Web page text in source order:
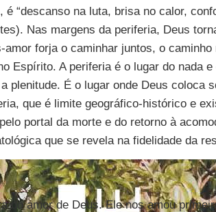
“descanso na luta, brisa no calor,
Nas margens da periferia, Deus
amor forja o caminhar juntos, o
Espírito. A periferia é o lugar do nada e
plenitude. É o lugar onde Deus coloca
que é limite geográfico-histórico e
portal da morte e do retorno à
que se revela na fidelidade da
do amor de Deus. Ele nos amou